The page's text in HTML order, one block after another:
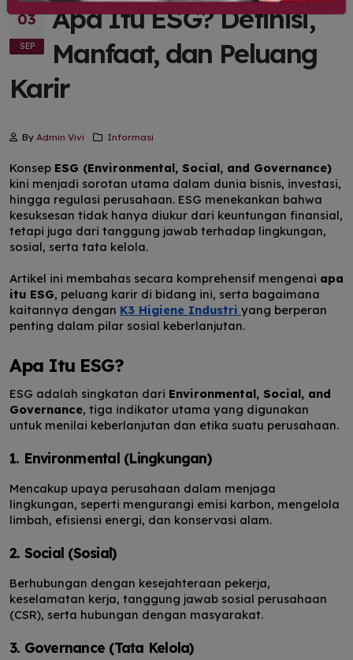
03
SEP
Apa Itu ESG? Definisi,
Manfaat, dan Peluang
Karir
By Admin Vivi Informasi
Konsep ESG (Environmental, Social, and Governance)
kini menjadi sorotan utama dalam dunia bisnis, investasi,
hingga regulasi perusahaan. ESG menekankan bahwa
kesuksesan tidak hanya diukur dari keuntungan finansial,
tetapi juga dari tanggung jawab terhadap lingkungan,
sosial, serta tata kelola.
Artikel ini membahas secara komprehensif mengenai apa
itu ESG, peluang karir di bidang ini, serta bagaimana
kaitannya dengan K3 Higiene Industri yang berperan
penting dalam pilar sosial keberlanjutan.
Apa Itu ESG?
ESG adalah singkatan dari Environmental, Social, and
Governance, tiga indikator utama yang digunakan
untuk menilai keberlanjutan dan etika suatu perusahaan.
1. Environmental (Lingkungan)
Mencakup upaya perusahaan dalam menjaga
lingkungan, seperti mengurangi emisi karbon, mengelola
limbah, efisiensi energi, dan konservasi alam.
2. Social (Sosial)
Berhubungan dengan kesejahteraan pekerja,
keselamatan kerja, tanggung jawab sosial perusahaan
(CSR), serta hubungan dengan masyarakat.
3. Governance (Tata Kelola)